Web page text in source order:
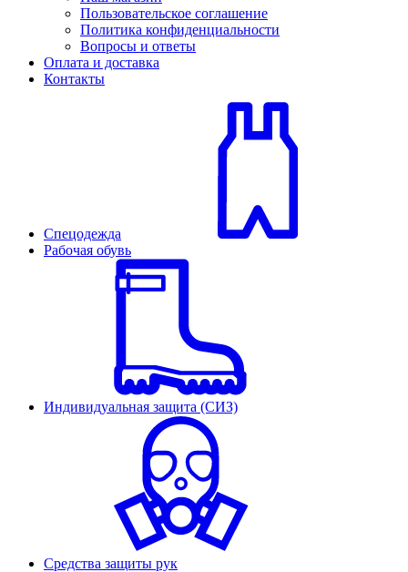
Пользовательское соглашение
Политика конфиденциальности
Вопросы и ответы
Оплата и доставка
Контакты
Спецодежда
Рабочая обувь
Индивидуальная защита (СИЗ)
Средства защиты рук